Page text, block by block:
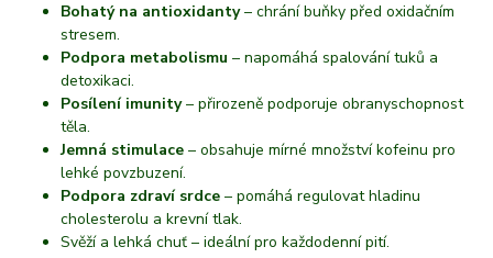
Bohatý na antioxidanty– chrání buňky před oxidačním
stresem.
Podpora metabolismu – napomáhá spalování tuků a
detoxikaci.
Posílení imunity– přirozeně podporuje obranyschopnost
těla.
Jemná stimulace – obsahuje mírné množství kofeinu pro
lehké povzbuzení.
Podpora zdraví srdce – pomáhá regulovat hladinu
cholesterolu a krevní tlak.
Svěží a lehká chuť – ideální pro každodenní pití.